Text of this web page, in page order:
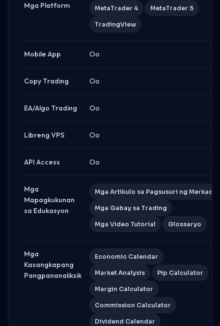
Mga Platform MetaTrader 4 MetaTrader 5
TradingView
Mobile App Oo
Copy Trading Oo
EA/Algo Trading Oo
Libreng VPS Oo
API Access Oo
Mga
Mapagkukunan
sa Edukasyon
Mga Artikulo sa Pagsusuri ng Merkado
Mga Gabay sa Trading
Mga Video Tutorial Glossaryo
Mga
Kasangkapang
Pangpananaliksik
Economic Calendar
Market Analysis Pip Calculator
Margin Calculator
Commission Calculator
Dividend Calendar